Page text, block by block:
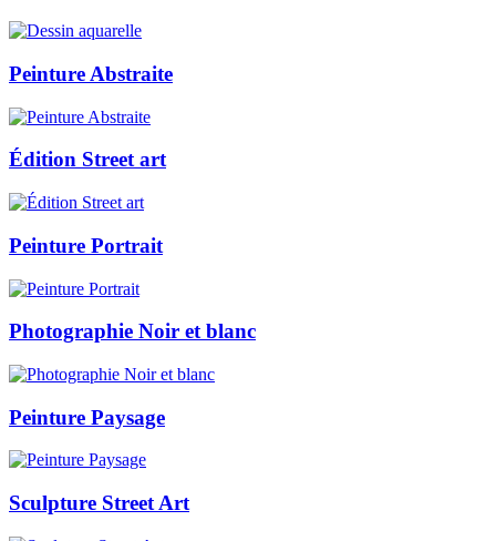
Peinture Abstraite
Édition Street art
Peinture Portrait
Photographie Noir et blanc
Peinture Paysage
Sculpture Street Art